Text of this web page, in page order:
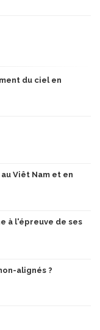
du ciel en
Viêt Nam et en
à l'épreuve de ses
alignés ?